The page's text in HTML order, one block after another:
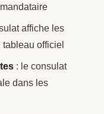
affiche les
tableau officiel
: le consulat
dans les